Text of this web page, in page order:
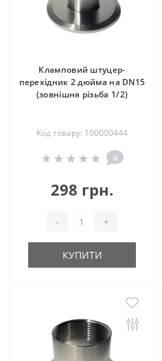
Кламповий штуцер-
перехідник 2 дюйма на DN15
(зовнішня різьба 1/2)
Код товару: 100000444
0
298 грн.
- +
КУПИТИ